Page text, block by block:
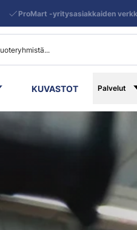
KUVASTOT Palvelut
ProMart -yritysasiakkaiden